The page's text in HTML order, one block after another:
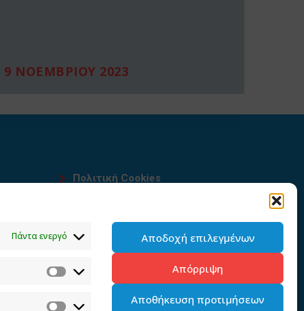
Πάντα ενεργό Αποδοχή επιλεγμένων
Απόρριψη
Αποθήκευση προτιμήσεων
9 ΝΟΕΜΒΡΙΟΥ 2023
Πολιτική Cookies
Πολιτική προστασίας
προσωπικών δεδομένων του
παρόντος ιστότοπου
Διαχείρηση συγκατάθεσης